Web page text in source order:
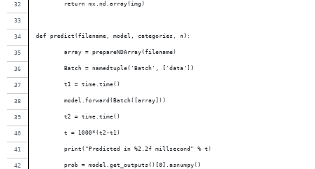
        return mx.nd.array(img)
def predict(filename, model, categories, n):
        array = prepareNDArray(filename)
        Batch = namedtuple('Batch', ['data'])
        t1 = time.time()
        model.forward(Batch([array]))
        t2 = time.time()
        t = 1000*(t2-t1)
        print("Predicted in %2.2f millsecond" % t)
        prob = model.get_outputs()[0].asnumpy()